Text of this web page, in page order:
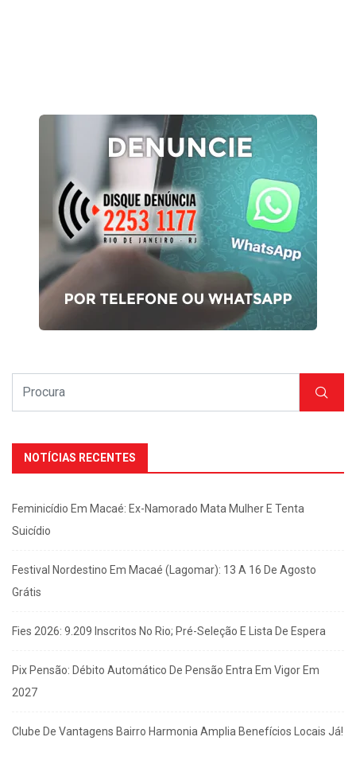
NOTÍCIAS RECENTES
Feminicídio Em Macaé: Ex-Namorado Mata Mulher E Tenta
Suicídio
Festival Nordestino Em Macaé (Lagomar): 13 A 16 De Agosto
Grátis
Fies 2026: 9.209 Inscritos No Rio; Pré-Seleção E Lista De Espera
Pix Pensão: Débito Automático De Pensão Entra Em Vigor Em
2027
Clube De Vantagens Bairro Harmonia Amplia Benefícios Locais Já!